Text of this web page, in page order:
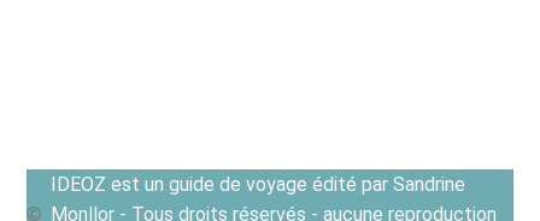
IDEOZ est un guide de voyage édité par Sandrine
Monllor - Tous droits réservés - aucune reproduction